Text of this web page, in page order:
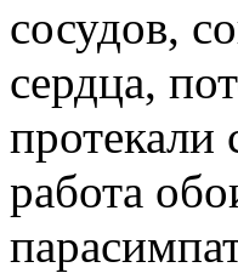
сосудов,
сердца,
протекали
работа